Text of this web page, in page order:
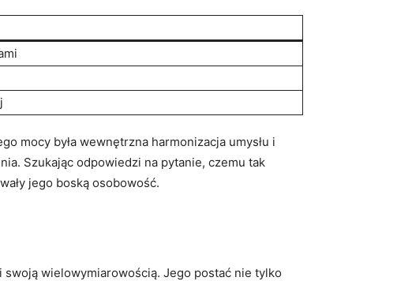
mocy była‍ wewnętrzna harmonizacja umysłu i
Szukając odpowiedzi na pytanie, ​czemu tak
​jego⁤ boską ‍osobowość.
wielowymiarowością. ⁢Jego postać ⁣nie tylko